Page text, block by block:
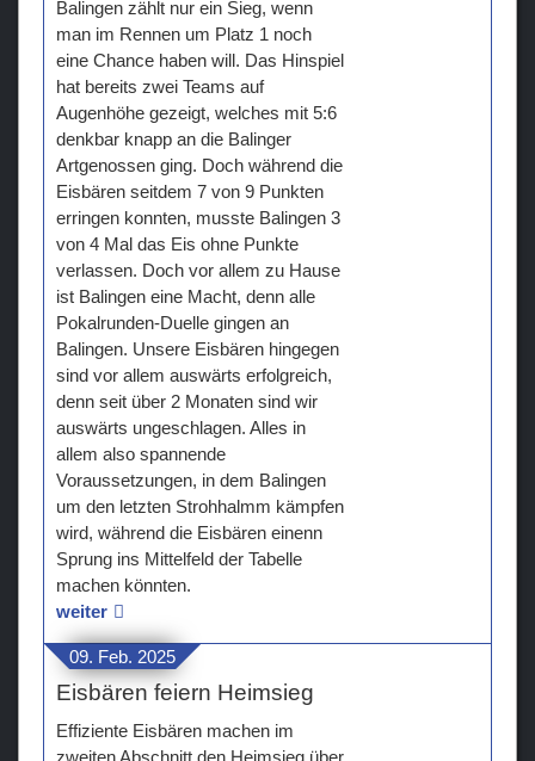
Balingen zählt nur ein Sieg, wenn
man im Rennen um Platz 1 noch
eine Chance haben will. Das Hinspiel
hat bereits zwei Teams auf
Augenhöhe gezeigt, welches mit 5:6
denkbar knapp an die Balinger
Artgenossen ging. Doch während die
Eisbären seitdem 7 von 9 Punkten
erringen konnten, musste Balingen 3
von 4 Mal das Eis ohne Punkte
verlassen. Doch vor allem zu Hause
ist Balingen eine Macht, denn alle
Pokalrunden-Duelle gingen an
Balingen. Unsere Eisbären hingegen
sind vor allem auswärts erfolgreich,
denn seit über 2 Monaten sind wir
auswärts ungeschlagen. Alles in
allem also spannende
Voraussetzungen, in dem Balingen
um den letzten Strohhalmm kämpfen
wird, während die Eisbären einenn
Sprung ins Mittelfeld der Tabelle
machen könnten.
weiter
09. Feb. 2025
Eisbären feiern Heimsieg
Effiziente Eisbären machen im